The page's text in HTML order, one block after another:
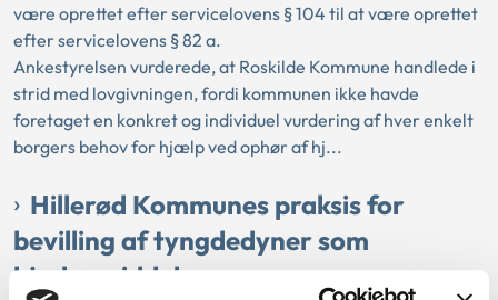
være oprettet efter servicelovens § 104 til at være oprettet
efter servicelovens § 82 a.
Ankestyrelsen vurderede, at Roskilde Kommune handlede i
strid med lovgivningen, fordi kommunen ikke havde
foretaget en konkret og individuel vurdering af hver enkelt
borgers behov for hjælp ved ophør af hj...
Hillerød Kommunes praksis for
bevilling af tyngdedyner som
hjælpemiddel